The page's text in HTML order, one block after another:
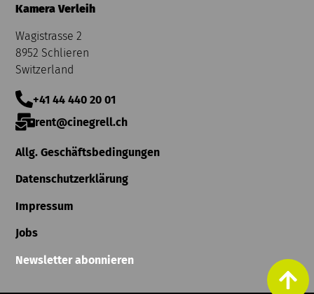
Kamera Verleih
Wagistrasse 2
8952 Schlieren
Switzerland
+41 44 440 20 01
rent@cinegrell.ch
Allg. Geschäftsbedingungen
Datenschutzerklärung
Impressum
Jobs
Newsletter abonnieren